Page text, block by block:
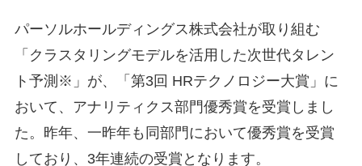
パーソルホールディングス株式会社が取り組む
「クラスタリングモデルを活用した次世代タレン
ト予測※」が、「第3回 HRテクノロジー大賞」に
おいて、アナリティクス部門優秀賞を受賞しまし
た。昨年、一昨年も同部門において優秀賞を受賞
しており、3年連続の受賞となります。